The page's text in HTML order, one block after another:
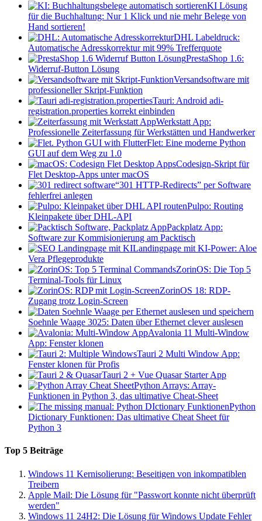
KI Lösung
für die Buchhaltung: Nur 1 Klick und nie mehr Belege von
Hand sortieren!
DHL Labeldruck:
Automatische Adresskorrektur mit 99% Trefferquote
PrestaShop 1.6:
Widerruf-Button Lösung
Versandsoftware mit
professioneller Skript-Funktion
Tauri: Android adi-
registration.properties korrekt einbinden
Werkstatt App:
Professionelle Zeiterfassung für Werkstätten und Handwerker
Flet: Eine moderne Python
GUI auf dem Weg zu 1.0
Codesign-Skript für
Flet Desktop-Apps unter macOS
“301 HTTP-Redirects” per Software
fehlerfrei anlegen
Pulpo: Routing
Kleinpakete über DHL-API
Packplatz App:
Software zur Kommisionierung am Packtisch
Landingpage mit KI-Power: Aloe
Vera Pflegeprodukte
ZorinOS: Die Top 5
Terminal-Tools für Linux
ZorinOS 18: RDP-
Zugang trotz Login-Screen
Soehnle Waage 3025: Daten über Ethernet clever auslesen
Avalonia 11 Multi-Window
App: Fenster klonen
Tauri 2 Multi Window App:
Fenster klonen für Profis
Tauri 2 + Vue Quasar Starter App
Python Arrays: Array-
Funktionen in Python 3, das ultimative Cheat-Sheet
Python
Dictionary Funktionen: Das ultimative Cheat Sheet für
Python 3
Top 5 Beiträge
Windows 11 Kernisolierung: Beseitigen von inkompatiblen
Treibern
Apple Mail: Die Lösung für "Passwort konnte nicht überprüft
werden"
Windows 11 24H2: Die Lösung für Windows Update Fehler